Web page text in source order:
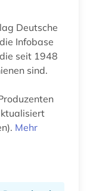
Deutsche
Infobase
sind.
Mehr